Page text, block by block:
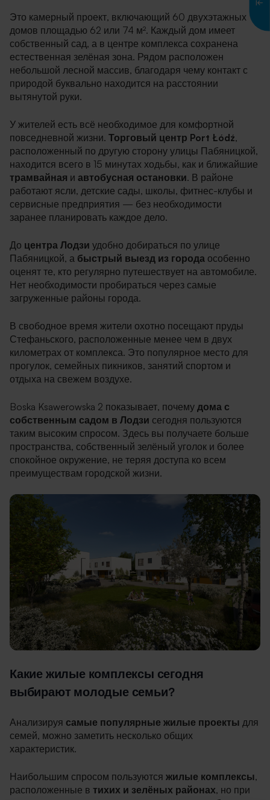
Это камерный проект, включающий 60 двухэтажных
домов площадью 62 или 74 м². Каждый дом имеет
собственный сад, а в центре комплекса сохранена
естественная зелёная зона. Рядом расположен
небольшой лесной массив, благодаря чему контакт с
природой буквально находится на расстоянии
вытянутой руки.
У жителей есть всё необходимое для комфортной
повседневной жизни. Торговый центр Port Łódź,
расположенный по другую сторону улицы Пабяницкой,
находится всего в 15 минутах ходьбы, как и ближайшие
трамвайная и автобусная остановки. В районе
работают ясли, детские сады, школы, фитнес-клубы и
сервисные предприятия — без необходимости
заранее планировать каждое дело.
До центра Лодзи удобно добираться по улице
Пабяницкой, а быстрый выезд из города особенно
оценят те, кто регулярно путешествует на автомобиле.
Нет необходимости пробираться через самые
загруженные районы города.
В свободное время жители охотно посещают пруды
Стефаньского, расположенные менее чем в двух
километрах от комплекса. Это популярное место для
прогулок, семейных пикников, занятий спортом и
отдыха на свежем воздухе.
Boska Ksawerowska 2 показывает, почему дома с
собственным садом в Лодзи сегодня пользуются
таким высоким спросом. Здесь вы получаете больше
пространства, собственный зелёный уголок и более
спокойное окружение, не теряя доступа ко всем
преимуществам городской жизни.
Какие жилые комплексы сегодня
выбирают молодые семьи?
Анализируя самые популярные жилые проекты для
семей, можно заметить несколько общих
характеристик.
Наибольшим спросом пользуются жилые комплексы,
расположенные в тихих и зелёных районах, но при